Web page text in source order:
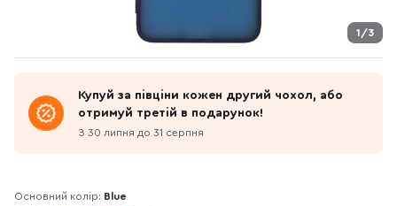
1/3
Купуй за півціни кожен другий чохол, або
отримуй третій в подарунок!
З 30 липня до 31 серпня
Основний колір: Blue